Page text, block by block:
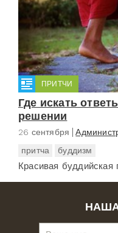
ПРИТЧИ
Где искать
решении
26 сентября
притча
буддизм
Красивая буддийская